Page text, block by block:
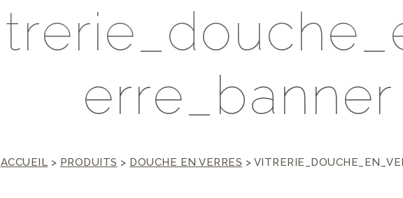
trerie douche
erre banner
ACCUEIL > PRODUITS > DOUCHE EN VERRES >